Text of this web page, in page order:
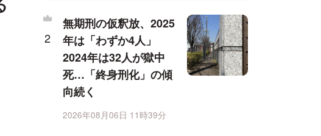
無期刑の仮釈放、2025
年は「わずか4人」
2024年は32人が獄中
死…「終身刑化」の傾
向続く
2026年08月06日 11時39分